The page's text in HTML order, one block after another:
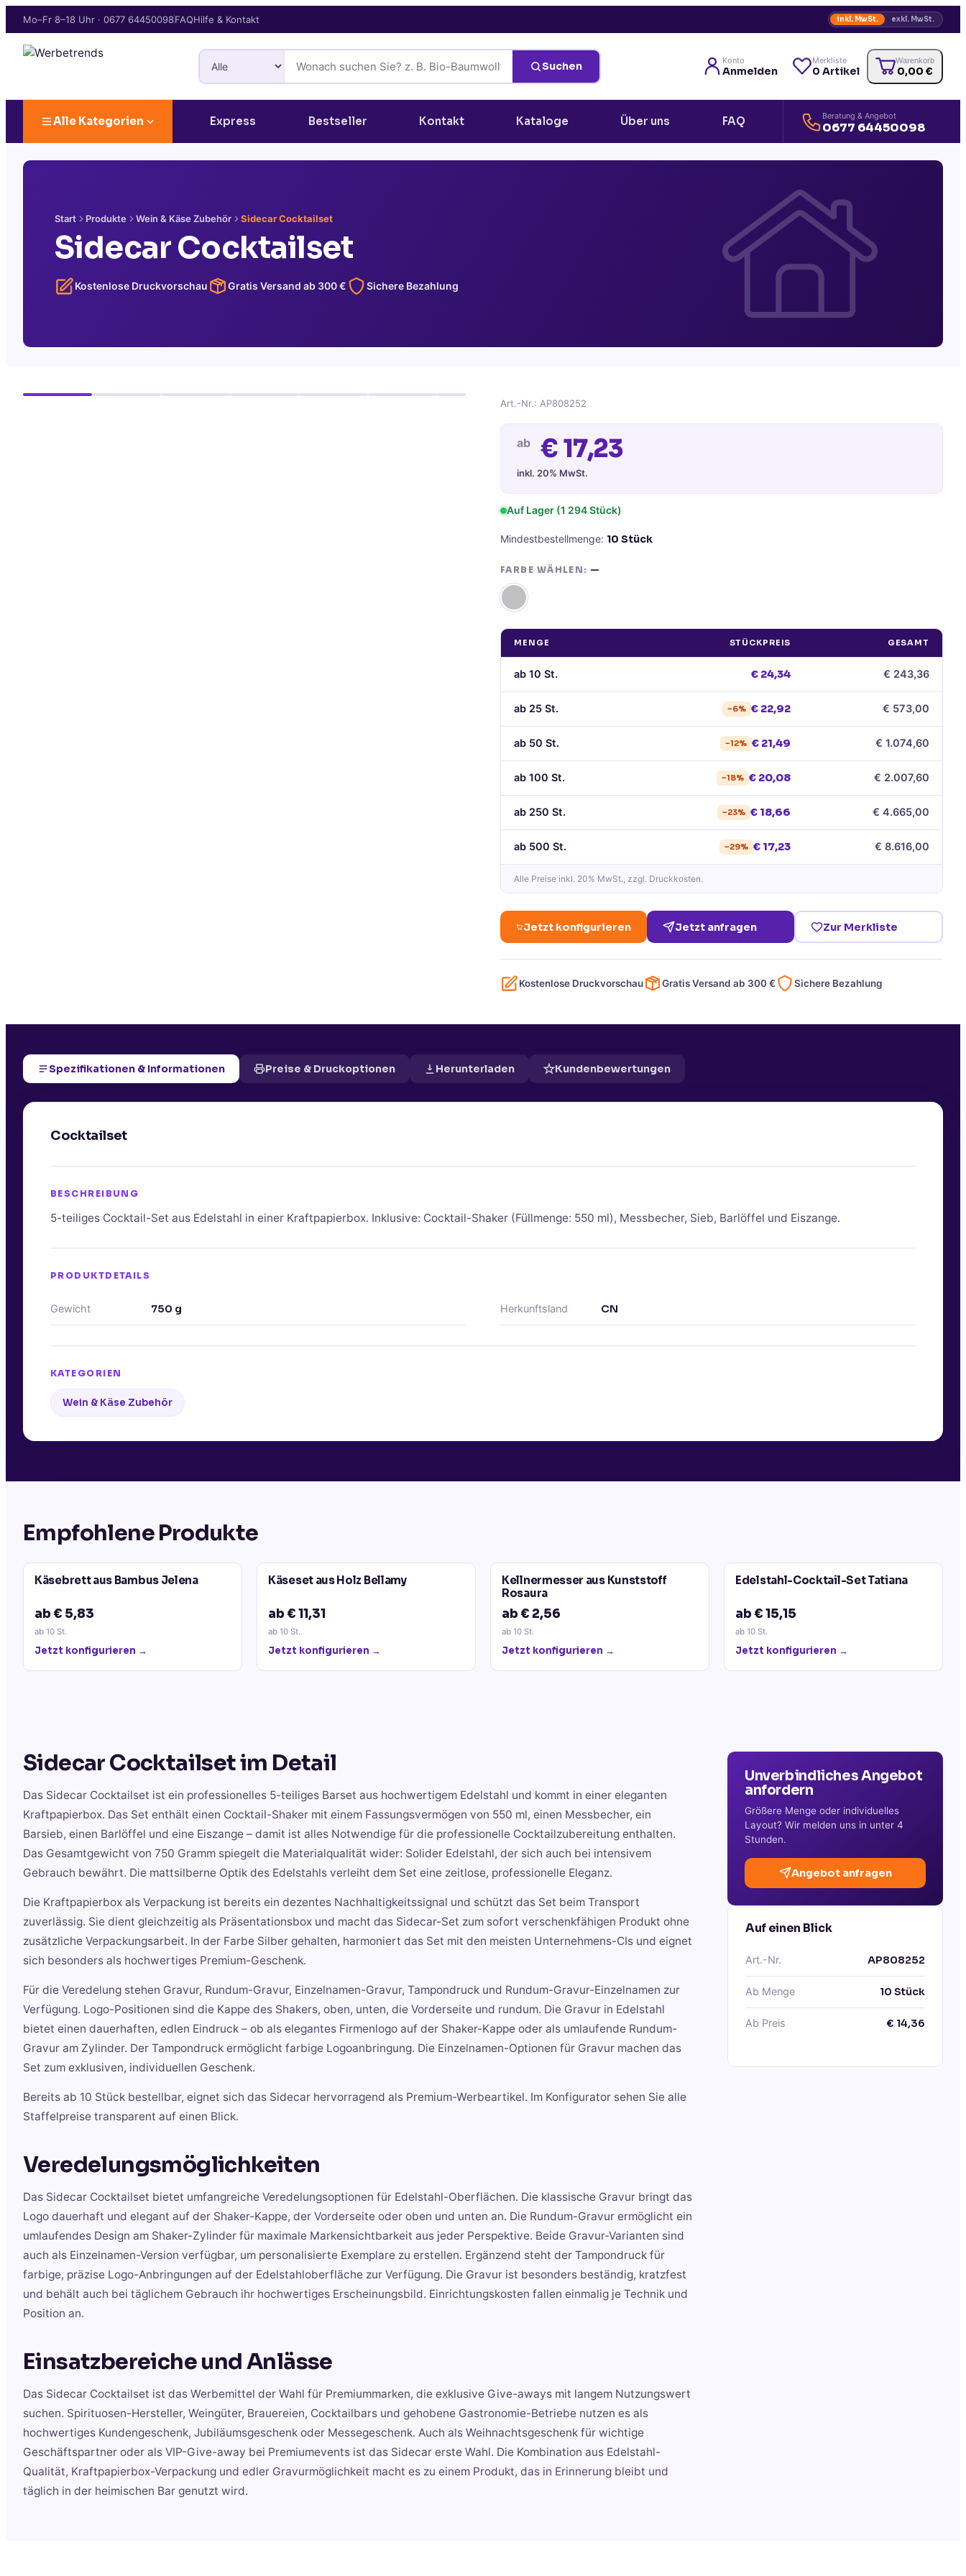
Mo–Fr 8–18 Uhr · 0677 64450098FAQHilfe & Kontakt inkl. MwSt. exkl. MwSt.
Suchen Konto
Anmelden
Merkliste
0 Artikel
Warenkorb
0,00 €
Alle Kategorien Express Bestseller Kontakt Kataloge Über uns FAQ Beratung & Angebot
0677 64450098
Start Produkte Wein & Käse Zubehör Sidecar Cocktailset
Sidecar Cocktailset
Kostenlose Druckvorschau Gratis Versand ab 300€ Sichere Bezahlung
Art.-Nr.: AP808252
ab €17,23
inkl. 20% MwSt.
Auf Lager (1 294 Stück)
Mindestbestellmenge: 10 Stück
FARBE WÄHLEN: —
MENGE STÜCKPREIS GESAMT
ab 10 St. € 24,34 € 243,36
ab 25 St. −6% € 22,92 € 573,00
ab 50 St. −12% € 21,49 € 1.074,60
ab 100 St. −18% € 20,08 € 2.007,60
ab 250 St. −23% € 18,66 € 4.665,00
ab 500 St. −29% € 17,23 € 8.616,00
Alle Preise inkl. 20% MwSt., zzgl. Druckkosten.
Jetzt konfigurieren Jetzt anfragen Zur Merkliste
Kostenlose Druckvorschau Gratis Versand ab 300€ Sichere Bezahlung
Spezifikationen & Informationen Preise & Druckoptionen Herunterladen Kundenbewertungen
Cocktailset
BESCHREIBUNG
5-teiliges Cocktail-Set aus Edelstahl in einer Kraftpapierbox. Inklusive: Cocktail-Shaker (Füllmenge: 550 ml), Messbecher, Sieb, Barlöffel und Eiszange.
PRODUKTDETAILS
Gewicht 750 g Herkunftsland CN
KATEGORIEN
Wein & Käse Zubehör
Empfohlene Produkte
Käsebrett aus Bambus Jelena
ab € 5,83
ab 10 St.
Jetzt konfigurieren →
Käseset aus Holz Bellamy
ab € 11,31
ab 10 St.
Jetzt konfigurieren →
Kellnermesser aus Kunststoff
Rosaura
ab € 2,56
ab 10 St.
Jetzt konfigurieren →
Edelstahl-Cocktail-Set Tatiana
ab € 15,15
ab 10 St.
Jetzt konfigurieren →
Sidecar Cocktailsetim Detail
Das Sidecar Cocktailset ist ein professionelles 5-teiliges Barset aus hochwertigem Edelstahl und kommt in einer eleganten
Kraftpapierbox. Das Set enthält einen Cocktail-Shaker mit einem Fassungsvermögen von 550 ml, einen Messbecher, ein
Barsieb, einen Barlöffel und eine Eiszange – damit ist alles Notwendige für die professionelle Cocktailzubereitung enthalten.
Das Gesamtgewicht von 750 Gramm spiegelt die Materialqualität wider: Solider Edelstahl, der sich auch bei intensivem
Gebrauch bewährt. Die mattsilberne Optik des Edelstahls verleiht dem Set eine zeitlose, professionelle Eleganz.
Die Kraftpapierbox als Verpackung ist bereits ein dezentes Nachhaltigkeitssignal und schützt das Set beim Transport
zuverlässig. Sie dient gleichzeitig als Präsentationsbox und macht das Sidecar-Set zum sofort verschenkfähigen Produkt ohne
zusätzliche Verpackungsarbeit. In der Farbe Silber gehalten, harmoniert das Set mit den meisten Unternehmens-CIs und eignet
sich besonders als hochwertiges Premium-Geschenk.
Für die Veredelung stehen Gravur, Rundum-Gravur, Einzelnamen-Gravur, Tampondruck und Rundum-Gravur-Einzelnamen zur
Verfügung. Logo-Positionen sind die Kappe des Shakers, oben, unten, die Vorderseite und rundum. Die Gravur in Edelstahl
bietet einen dauerhaften, edlen Eindruck – ob als elegantes Firmenlogo auf der Shaker-Kappe oder als umlaufende Rundum-
Gravur am Zylinder. Der Tampondruck ermöglicht farbige Logoanbringung. Die Einzelnamen-Optionen für Gravur machen das
Set zum exklusiven, individuellen Geschenk.
Bereits ab 10 Stück bestellbar, eignet sich das Sidecar hervorragend als Premium-Werbeartikel. Im Konfigurator sehen Sie alle
Staffelpreise transparent auf einen Blick.
Veredelungsmöglichkeiten
Das Sidecar Cocktailset bietet umfangreiche Veredelungsoptionen für Edelstahl-Oberflächen. Die klassische Gravur bringt das
Logo dauerhaft und elegant auf der Shaker-Kappe, der Vorderseite oder oben und unten an. Die Rundum-Gravur ermöglicht ein
umlaufendes Design am Shaker-Zylinder für maximale Markensichtbarkeit aus jeder Perspektive. Beide Gravur-Varianten sind
auch als Einzelnamen-Version verfügbar, um personalisierte Exemplare zu erstellen. Ergänzend steht der Tampondruck für
farbige, präzise Logo-Anbringungen auf der Edelstahloberfläche zur Verfügung. Die Gravur ist besonders beständig, kratzfest
und behält auch bei täglichem Gebrauch ihr hochwertiges Erscheinungsbild. Einrichtungskosten fallen einmalig je Technik und
Position an.
Einsatzbereiche und Anlässe
Das Sidecar Cocktailset ist das Werbemittel der Wahl für Premiummarken, die exklusive Give-aways mit langem Nutzungswert
suchen. Spirituosen-Hersteller, Weingüter, Brauereien, Cocktailbars und gehobene Gastronomie-Betriebe nutzen es als
hochwertiges Kundengeschenk, Jubiläumsgeschenk oder Messegeschenk. Auch als Weihnachtsgeschenk für wichtige
Geschäftspartner oder als VIP-Give-away bei Premiumevents ist das Sidecar erste Wahl. Die Kombination aus Edelstahl-
Qualität, Kraftpapierbox-Verpackung und edler Gravurmöglichkeit macht es zu einem Produkt, das in Erinnerung bleibt und
täglich in der heimischen Bar genutzt wird.
Unverbindliches Angebot
anfordern
Größere Menge oder individuelles
Layout? Wir melden uns in unter 4
Stunden.
Angebot anfragen
Auf einen Blick
Art.-Nr. AP808252
Ab Menge 10 Stück
Ab Preis € 14,36